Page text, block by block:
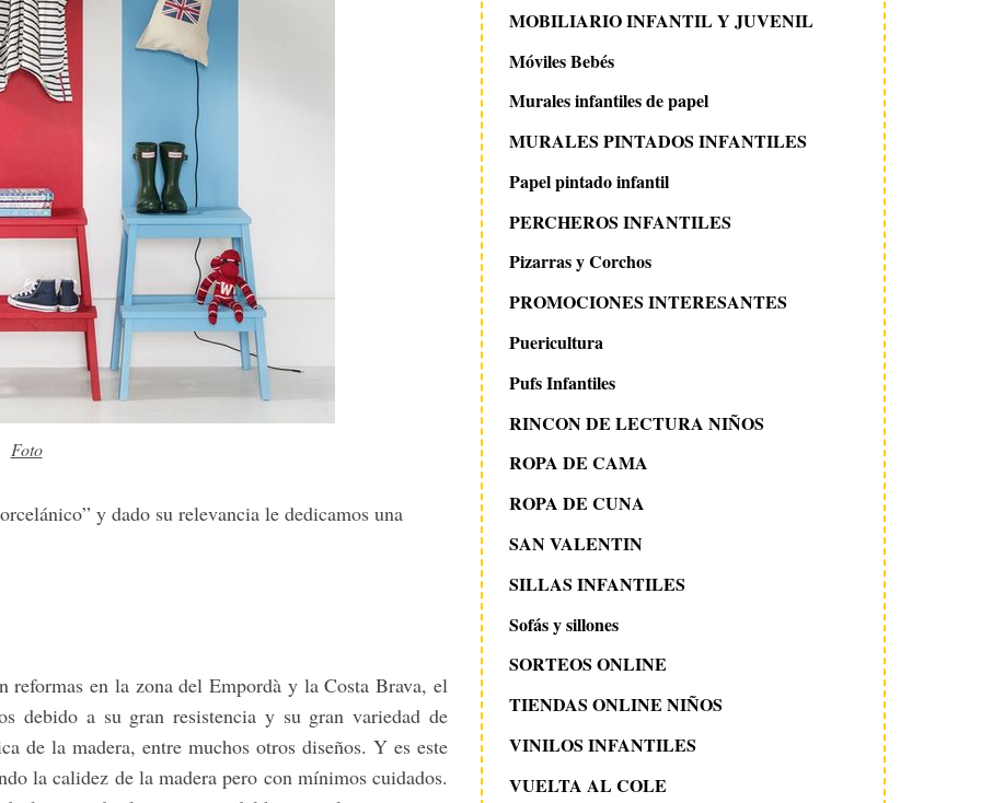
Foto
y dado su relevancia le dedicamos una
reformas en la zona del Empordà y la Costa Brava, el
debido a su gran resistencia y su gran variedad de
de la madera, entre muchos otros diseños. Y es este
la calidez de la madera pero con mínimos cuidados.
MOBILIARIO INFANTIL Y JUVENIL
Móviles Bebés
Murales infantiles de papel
MURALES PINTADOS INFANTILES
Papel pintado infantil
PERCHEROS INFANTILES
Pizarras y Corchos
PROMOCIONES INTERESANTES
Puericultura
Pufs Infantiles
RINCON DE LECTURA NIÑOS
ROPA DE CAMA
ROPA DE CUNA
SAN VALENTIN
SILLAS INFANTILES
Sofás y sillones
SORTEOS ONLINE
TIENDAS ONLINE NIÑOS
VINILOS INFANTILES
VUELTA AL COLE